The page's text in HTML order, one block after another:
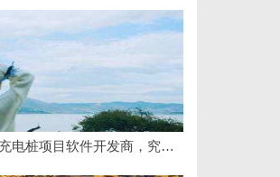
揭秘！专业充电桩项目软件开发商，究竟藏着哪些行业秘诀？